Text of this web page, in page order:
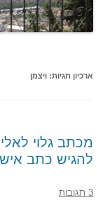
ארכיון תגיות: ויצמן
מכתב גלוי
להגיש כתב
3 תגובות